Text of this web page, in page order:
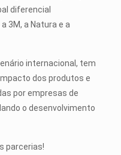
diferencial
3M, a Natura e a
internacional, tem
dos produtos e
por empresas de
o desenvolvimento
parcerias!